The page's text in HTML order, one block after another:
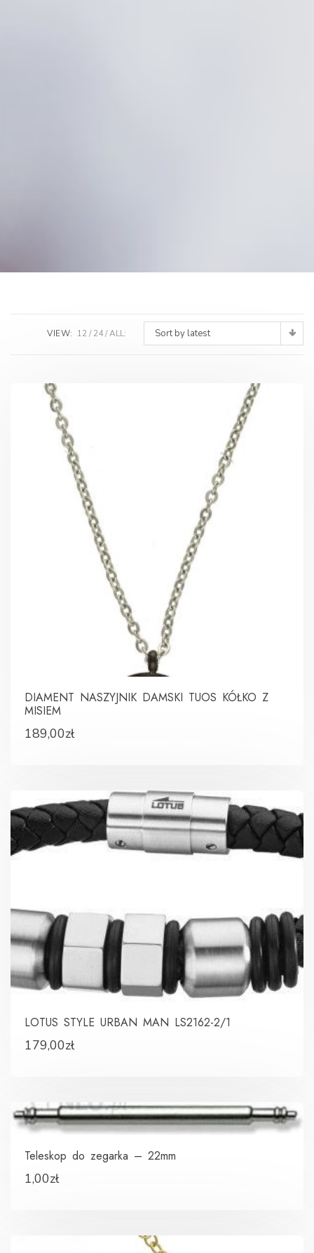
Sort by latest
VIEW: 12 24 ALL:
DIAMENT NASZYJNIK DAMSKI TUOS KÓŁKO Z
MISIEM
189,00zł
LOTUS STYLE URBAN MAN LS2162-2/1
179,00zł
Teleskop do zegarka – 22mm
1,00zł